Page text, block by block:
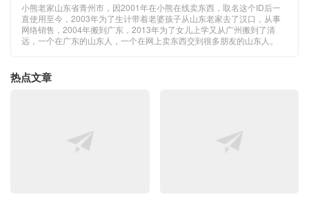
小熊老家山东省青州市，因2001年在小熊在线卖东西，取名这个ID后一
直使用至今，2003年为了生计带着老婆孩子从山东老家去了汉口，从事
网络销售，2004年搬到广东，2013年为了女儿上学又从广州搬到了清
远，一个在广东的山东人，一个在网上卖东西交到很多朋友的山东人。
热点文章